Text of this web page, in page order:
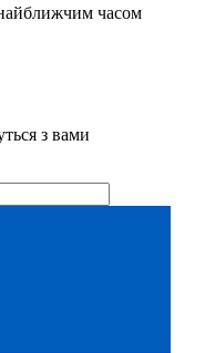
часом
з вами